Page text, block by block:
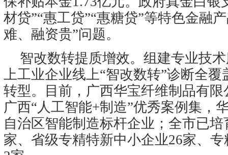
材贷”“惠工贷”“惠糖贷”等特色金融
难、融资贵”问题。
智改数转提质增效。组建专业技
上工业企业线上“智改数转”诊断全
转型。目前，广西华宝纤维制品有
广西“人工智能+制造”优秀案例集，
自治区智能制造标杆企业；全市已
家、省级专精特新中小企业26家、